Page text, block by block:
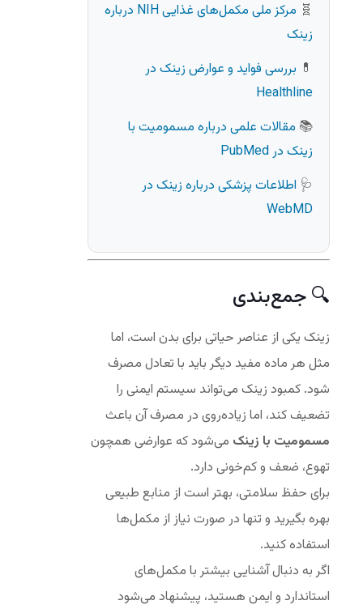
🧬
مرکز ملی مکمل‌های غذایی NIH درباره
زینک
💊 بررسی فواید و عوارض زینک در
Healthline
📚 مقالات علمی درباره مسمومیت با
زینک در PubMed
🩺 اطلاعات پزشکی درباره زینک در
WebMD
🔍 جمع‌بندی
زینک یکی از عناصر حیاتی برای بدن است، اما
مثل هر ماده مفید دیگر باید با تعادل مصرف
شود. کمبود زینک می‌تواند سیستم ایمنی را
تضعیف کند، اما زیاده‌روی در مصرف آن باعث
مسمومیت با زینک می‌شود که عوارضی همچون
تهوع، ضعف و کم‌خونی دارد.
برای حفظ سلامتی، بهتر است از منابع طبیعی
بهره بگیرید و تنها در صورت نیاز از مکمل‌ها
استفاده کنید.
اگر به دنبال آشنایی بیشتر با مکمل‌های
استاندارد و ایمن هستید، پیشنهاد می‌شود